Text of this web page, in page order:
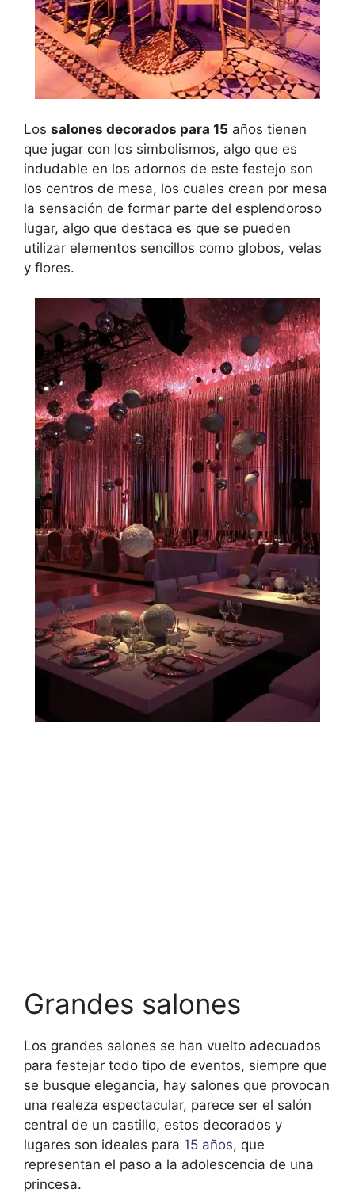
Los salones decorados para 15 años tienen
que jugar con los simbolismos, algo que es
indudable en los adornos de este festejo son
los centros de mesa, los cuales crean por mesa
la sensación de formar parte del esplendoroso
lugar, algo que destaca es que se pueden
utilizar elementos sencillos como globos, velas
y flores.
Grandes salones
Los grandes salones se han vuelto adecuados
para festejar todo tipo de eventos, siempre que
se busque elegancia, hay salones que provocan
una realeza espectacular, parece ser el salón
central de un castillo, estos decorados y
lugares son ideales para 15 años, que
representan el paso a la adolescencia de una
princesa.